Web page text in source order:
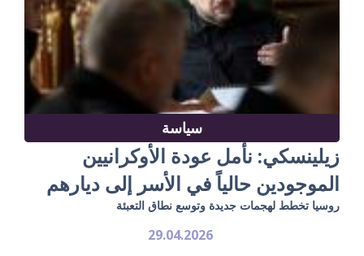
سياسة
زيلينسكي: نأمل عودة الأوكرانيين
الموجودين حالياً في الأسر إلى ديارهم
روسيا تخطط لهجمات جديدة وتوسع نطاق التعبئة
29.04.2026